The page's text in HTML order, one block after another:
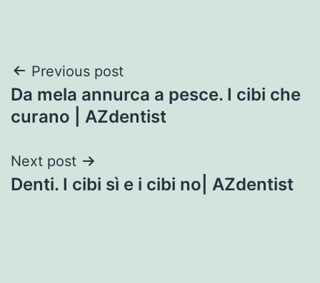
Post
navigation
Previous post
Da mela annurca a pesce. I cibi che
curano | AZdentist
Next post
Denti. I cibi sì e i cibi no| AZdentist